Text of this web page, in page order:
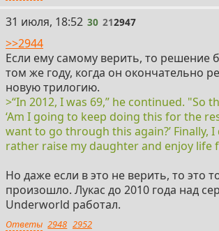
30
31 июля, 18:52 30 212947
>>2944
Если ему самому верить, то решение
том же году, когда он окончательно
новую трилогию.
>“In 2012, I was 69,” he continued. "So
‘Am I going to keep doing this for the
want to go through this again?’ Finally, I
rather raise my daughter and enjoy life
Но даже если в это не верить, то это
произошло. Лукас до 2010 года над
Underworld работал.
Ответы 2948 2952